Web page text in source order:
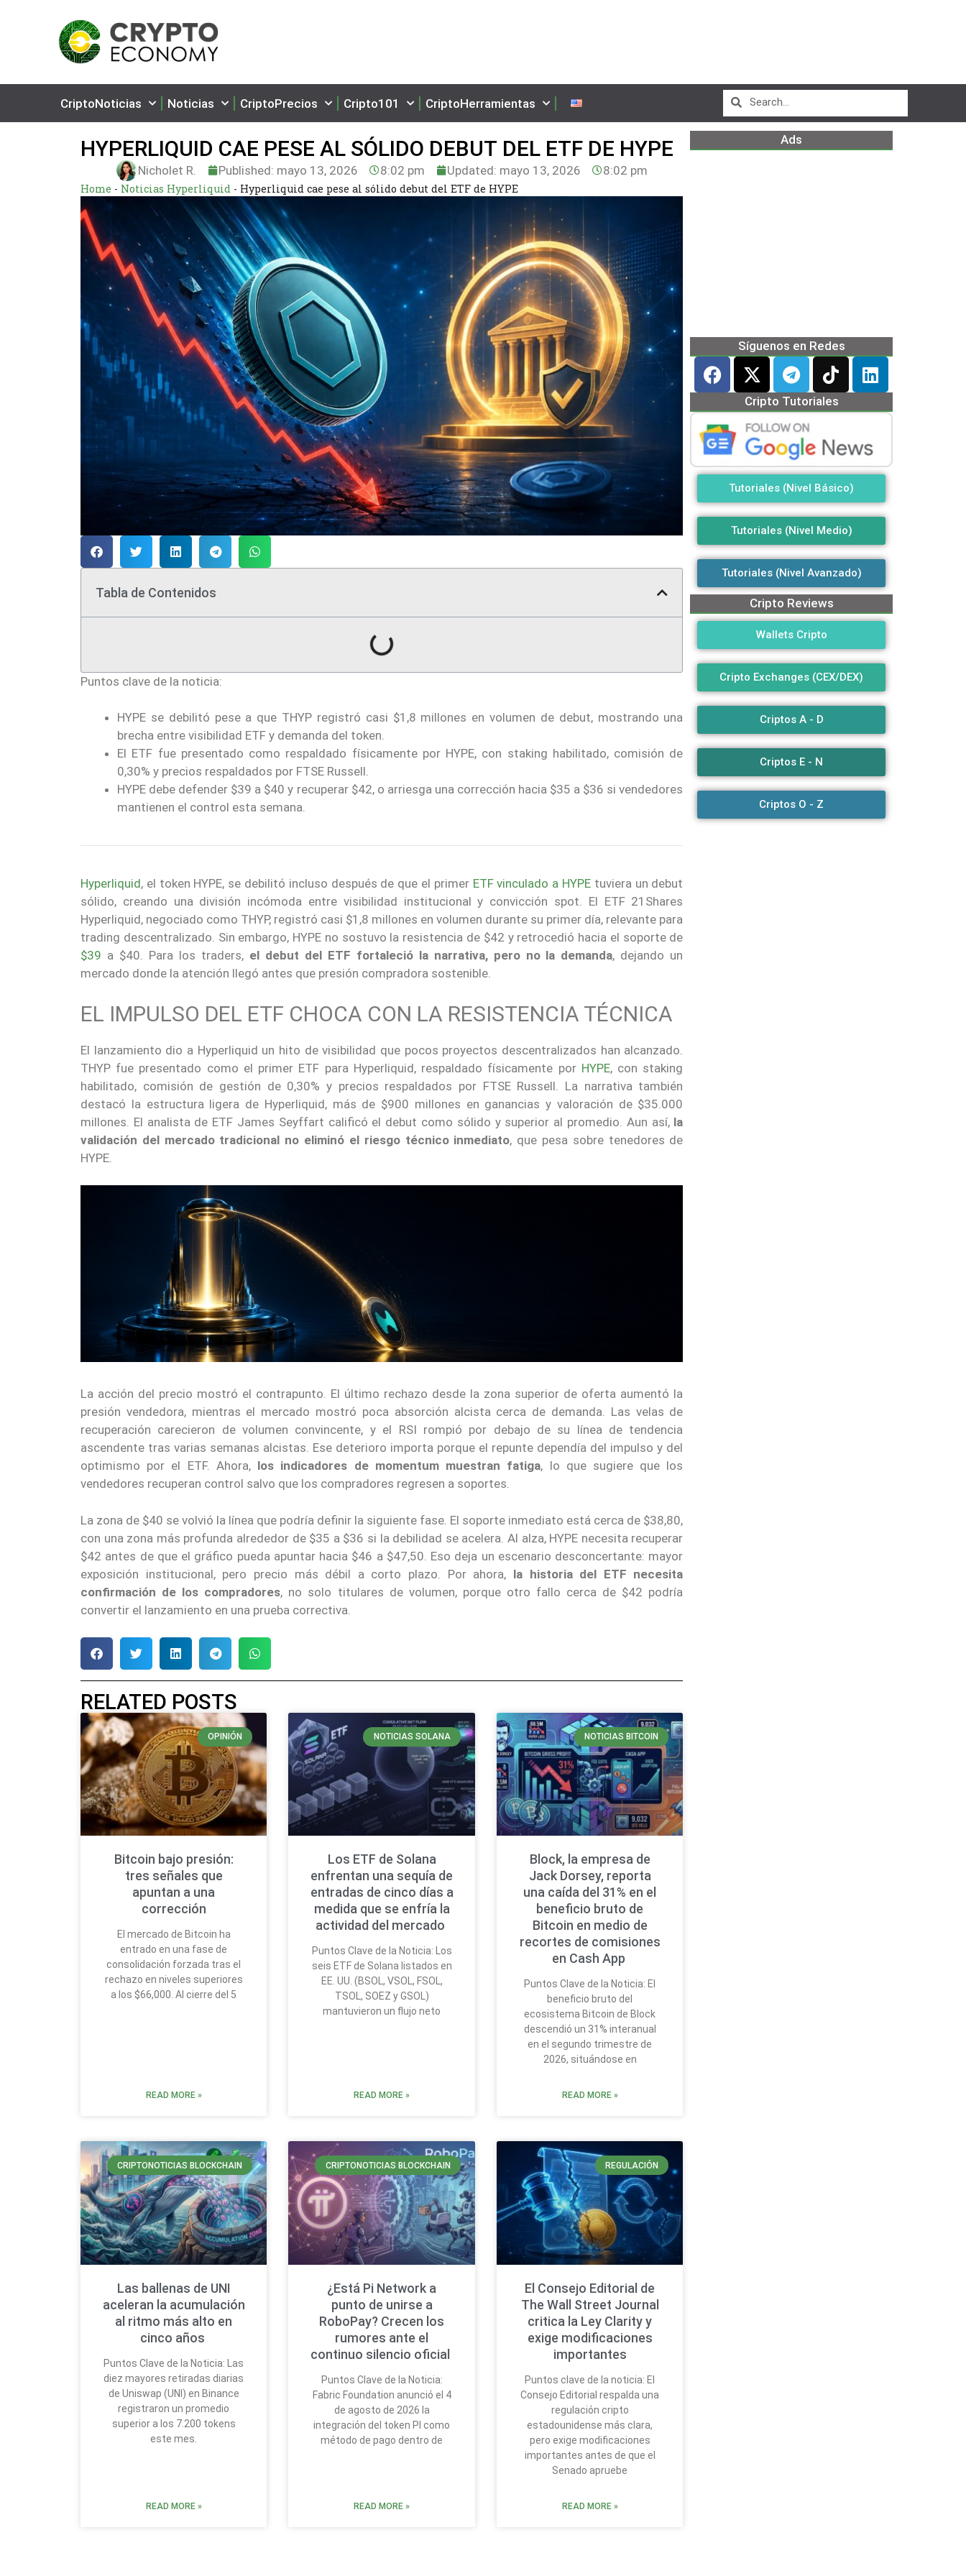
CriptoNoticias Noticias CriptoPrecios Cripto101 CriptoHerramientas
HYPERLIQUID CAE PESE AL SÓLIDO DEBUT DEL ETF DE HYPE
Nicholet R. Published: mayo 13, 2026 8:02 pm Updated: mayo 13, 2026 8:02 pm
Home - Noticias Hyperliquid - Hyperliquid cae pese al sólido debut del ETF de HYPE
Tabla de Contenidos
Puntos clave de la noticia:
HYPE se debilitó pese a que THYP registró casi $1,8 millones en volumen de debut, mostrando una
brecha entre visibilidad ETF y demanda del token.
El ETF fue presentado como respaldado físicamente por HYPE, con staking habilitado, comisión de
0,30% y precios respaldados por FTSE Russell.
HYPE debe defender $39 a $40 y recuperar $42, o arriesga una corrección hacia $35 a $36 si vendedores
mantienen el control esta semana.
Hyperliquid, el token HYPE, se debilitó incluso después de que el primer ETF vinculado a HYPE tuviera un debut
sólido, creando una división incómoda entre visibilidad institucional y convicción spot. El ETF 21Shares
Hyperliquid, negociado como THYP, registró casi $1,8 millones en volumen durante su primer día, relevante para
trading descentralizado. Sin embargo, HYPE no sostuvo la resistencia de $42 y retrocedió hacia el soporte de
$39 a $40. Para los traders, el debut del ETF fortaleció la narrativa, pero no la demanda, dejando un
mercado donde la atención llegó antes que presión compradora sostenible.
EL IMPULSO DEL ETF CHOCA CON LA RESISTENCIA TÉCNICA
El lanzamiento dio a Hyperliquid un hito de visibilidad que pocos proyectos descentralizados han alcanzado.
THYP fue presentado como el primer ETF para Hyperliquid, respaldado físicamente por HYPE, con staking
habilitado, comisión de gestión de 0,30% y precios respaldados por FTSE Russell. La narrativa también
destacó la estructura ligera de Hyperliquid, más de $900 millones en ganancias y valoración de $35.000
millones. El analista de ETF James Seyffart calificó el debut como sólido y superior al promedio. Aun así, la
validación del mercado tradicional no eliminó el riesgo técnico inmediato, que pesa sobre tenedores de
HYPE.
La acción del precio mostró el contrapunto. El último rechazo desde la zona superior de oferta aumentó la
presión vendedora, mientras el mercado mostró poca absorción alcista cerca de demanda. Las velas de
recuperación carecieron de volumen convincente, y el RSI rompió por debajo de su línea de tendencia
ascendente tras varias semanas alcistas. Ese deterioro importa porque el repunte dependía del impulso y del
optimismo por el ETF. Ahora, los indicadores de momentum muestran fatiga, lo que sugiere que los
vendedores recuperan control salvo que los compradores regresen a soportes.
La zona de $40 se volvió la línea que podría definir la siguiente fase. El soporte inmediato está cerca de $38,80,
con una zona más profunda alrededor de $35 a $36 si la debilidad se acelera. Al alza, HYPE necesita recuperar
$42 antes de que el gráfico pueda apuntar hacia $46 a $47,50. Eso deja un escenario desconcertante: mayor
exposición institucional, pero precio más débil a corto plazo. Por ahora, la historia del ETF necesita
confirmación de los compradores, no solo titulares de volumen, porque otro fallo cerca de $42 podría
convertir el lanzamiento en una prueba correctiva.
RELATED POSTS
OPINIÓN
Bitcoin bajo presión:
tres señales que
apuntan a una
corrección
El mercado de Bitcoin ha
entrado en una fase de
consolidación forzada tras el
rechazo en niveles superiores
a los $66,000. Al cierre del 5
READ MORE »
NOTICIAS SOLANA
Los ETF de Solana
enfrentan una sequía de
entradas de cinco días a
medida que se enfría la
actividad del mercado
Puntos Clave de la Noticia: Los
seis ETF de Solana listados en
EE. UU. (BSOL, VSOL, FSOL,
TSOL, SOEZ y GSOL)
mantuvieron un flujo neto
READ MORE »
NOTICIAS BITCOIN
Block, la empresa de
Jack Dorsey, reporta
una caída del 31% en el
beneficio bruto de
Bitcoin en medio de
recortes de comisiones
en Cash App
Puntos Clave de la Noticia: El
beneficio bruto del
ecosistema Bitcoin de Block
descendió un 31% interanual
en el segundo trimestre de
2026, situándose en
READ MORE »
CRIPTONOTICIAS BLOCKCHAIN
Las ballenas de UNI
aceleran la acumulación
al ritmo más alto en
cinco años
Puntos Clave de la Noticia: Las
diez mayores retiradas diarias
de Uniswap (UNI) en Binance
registraron un promedio
superior a los 7.200 tokens
este mes.
READ MORE »
CRIPTONOTICIAS BLOCKCHAIN
¿Está Pi Network a
punto de unirse a
RoboPay? Crecen los
rumores ante el
continuo silencio oficial
Puntos Clave de la Noticia:
Fabric Foundation anunció el 4
de agosto de 2026 la
integración del token PI como
método de pago dentro de
READ MORE »
REGULACIÓN
El Consejo Editorial de
The Wall Street Journal
critica la Ley Clarity y
exige modificaciones
importantes
Puntos clave de la noticia: El
Consejo Editorial respalda una
regulación cripto
estadounidense más clara,
pero exige modificaciones
importantes antes de que el
Senado apruebe
READ MORE »
Ads
Síguenos en Redes
Cripto Tutoriales
Tutoriales (Nivel Básico)
Tutoriales (Nivel Medio)
Tutoriales (Nivel Avanzado)
Cripto Reviews
Wallets Cripto
Cripto Exchanges (CEX/DEX)
Criptos A - D
Criptos E - N
Criptos O - Z